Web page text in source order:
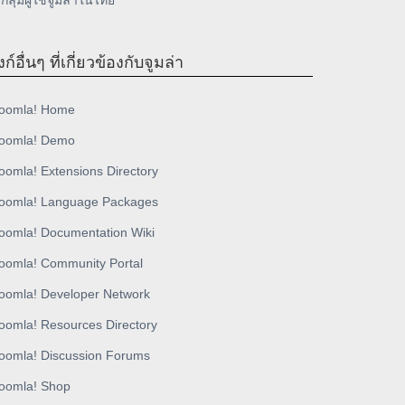
ก์อื่นๆ ที่เกี่ยวข้องกับจูมล่า
Home
Demo
Extensions Directory
Language Packages
Documentation Wiki
Community Portal
Developer Network
Resources Directory
Discussion Forums
Shop